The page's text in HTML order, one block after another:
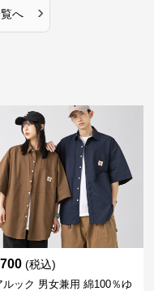
へ ›
(税込)
ルック 男女兼用 綿100％ゆ